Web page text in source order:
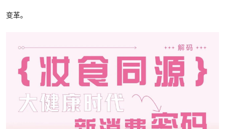
变革。